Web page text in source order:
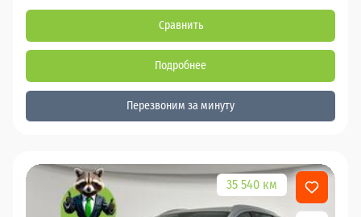
Сравнить
Подробнее
Перезвоним за минуту
35 540 км